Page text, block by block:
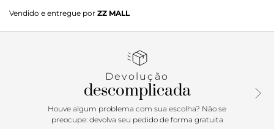
Vendido e entregue por ZZ MALL
Devolução
descomplicada
Houve algum problema com sua escolha? Não se
preocupe: devolva seu pedido de forma gratuita